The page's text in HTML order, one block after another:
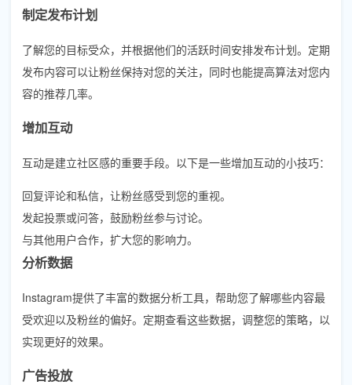
制定发布计划
了解您的目标受众，并根据他们的活跃时间安排发布计划。定期
发布内容可以让粉丝保持对您的关注，同时也能提高算法对您内
容的推荐几率。
增加互动
互动是建立社区感的重要手段。以下是一些增加互动的小技巧：
回复评论和私信，让粉丝感受到您的重视。
发起投票或问答，鼓励粉丝参与讨论。
与其他用户合作，扩大您的影响力。
分析数据
Instagram提供了丰富的数据分析工具，帮助您了解哪些内容最
受欢迎以及粉丝的偏好。定期查看这些数据，调整您的策略，以
实现更好的效果。
广告投放